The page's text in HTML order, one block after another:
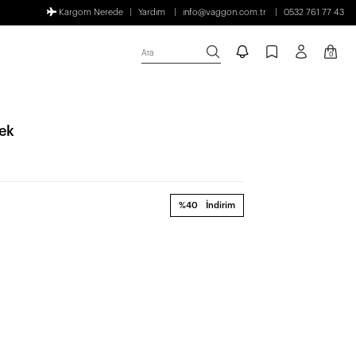
Kargom Nerede Yardım info@vaggon.com.tr 0532 761 77 43
Ara 0
%40 İndirim